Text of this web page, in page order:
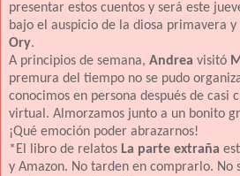
presentar estos cuentos y será este
bajo el auspicio de la diosa primavera y
Ory.
A principios de semana, Andrea visitó
premura del tiempo no se pudo
conocimos en persona después de casi
virtual. Almorzamos junto a un bonito
¡Qué emoción poder abrazarnos!
*El libro de relatos La parte extraña
y Amazon. No tarden en comprarlo. No